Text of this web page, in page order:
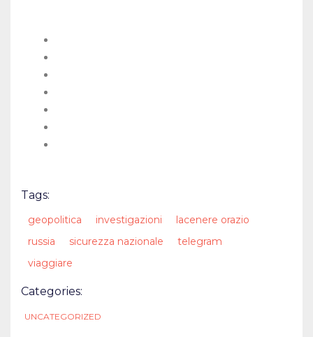
Tags:
geopolitica investigazioni
lacenere orazio
russia
sicurezza nazionale
telegram
viaggiare
Categories:
UNCATEGORIZED